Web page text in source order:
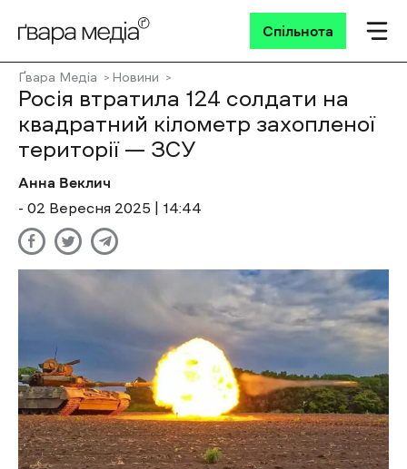
Спільнота
Ґвара Медіа Новини
Росія втратила 124 солдати на
квадратний кілометр захопленої
території — ЗСУ
Анна Веклич
- 02 Вересня 2025 | 14:44